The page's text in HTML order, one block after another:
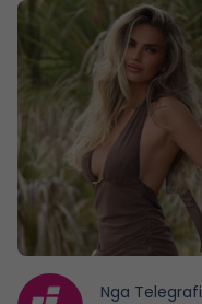
Nga Telegrafi